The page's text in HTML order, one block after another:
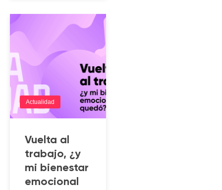
Actualidad
Vuelta al
trabajo, ¿y
mi bienestar
emocional